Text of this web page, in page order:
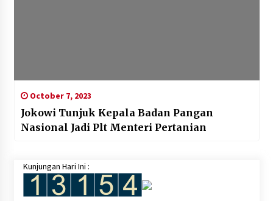
October 7, 2023
Jokowi Tunjuk Kepala Badan Pangan
Nasional Jadi Plt Menteri Pertanian
Kunjungan Hari Ini :